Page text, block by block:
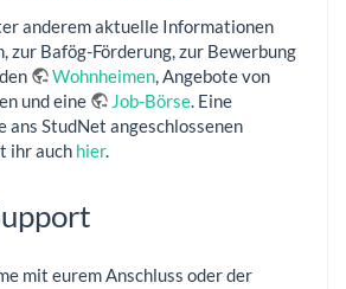
anderem aktuelle Informationen
zur Bafög-Förderung, zur Bewerbung
Wohnheimen , Angebote von
und eine
Job-Börse . Eine
ans StudNet angeschlossenen
ihr auch hier.
mit eurem Anschluss oder der